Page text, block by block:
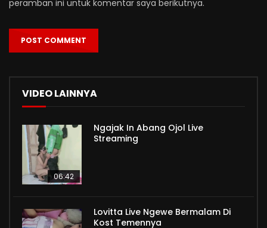
peramban ini untuk komentar saya berikutnya.
VIDEO LAINNYA
06:42
Ngajak In Abang Ojol Live
Streaming
Lovitta Live Ngewe Bermalam Di
Kost Temennya